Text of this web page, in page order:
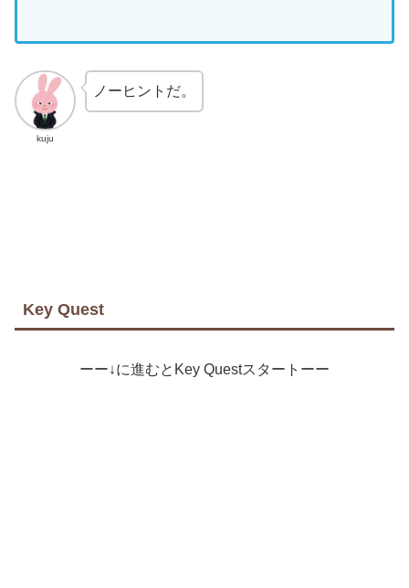
kuju
ノーヒントだ。
Key Quest
ーー↓に進むとKey Questスタートーー